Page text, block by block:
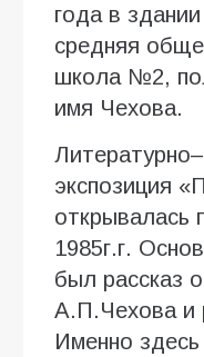
года в
средняя
школа №2,
имя Чехова.
экспозиция
открывалась
1985г.г.
был рассказ
А.П.Чехова и
Именно